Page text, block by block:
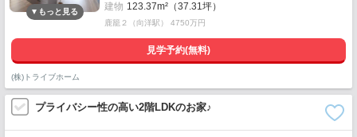
建物 123.37m²（37.31坪）
鹿籠２（向洋駅） 4750万円
見学予約(無料)
(株)トライブホーム
プライバシー性の高い2階LDKのお家♪